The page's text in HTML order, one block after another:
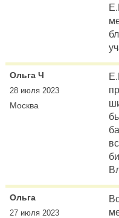
Ольга Ч
28 июля 2023
Москва
Ольга
27 июля 2023